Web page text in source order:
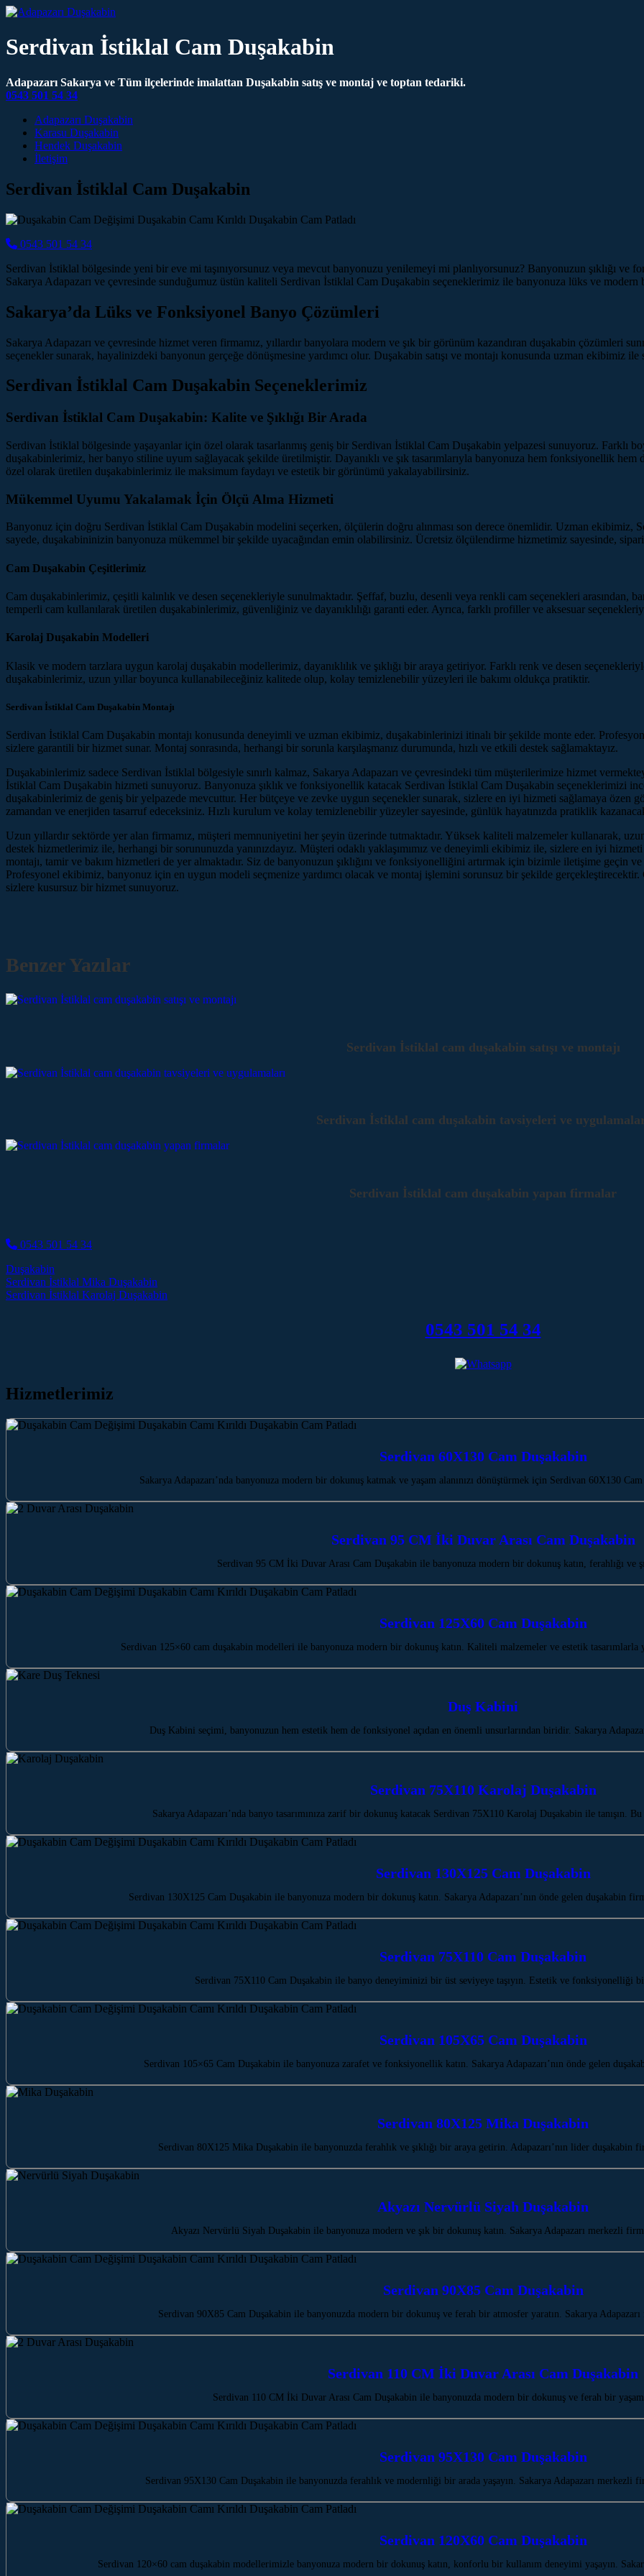
Serdivan İstiklal Cam Duşakabin
Adapazarı Sakarya ve Tüm ilçelerinde imalattan Duşakabin satış ve montaj ve toptan tedariki.
0543 501 54 34
Main Navigation
Adapazarı Duşakabin
Karasu Duşakabin
Hendek Duşakabin
İletişim
Serdivan İstiklal Cam Duşakabin
0543 501 54 34
Serdivan İstiklal bölgesinde yeni bir eve mi taşınıyorsunuz veya mevcut banyonuzu yenilemeyi mi planlıyorsunuz? Banyonuzun şıklığı ve
Sakarya Adapazarı ve çevresinde sunduğumuz üstün kaliteli Serdivan İstiklal Cam Duşakabin seçeneklerimiz ile banyonuza lüks ve modern
Sakarya’da Lüks ve Fonksiyonel Banyo Çözümleri
Sakarya Adapazarı ve çevresinde hizmet veren firmamız, yıllardır banyolara modern ve şık bir görünüm kazandıran duşakabin çözümleri
seçenekler sunarak, hayalinizdeki banyonun gerçeğe dönüşmesine yardımcı olur. Duşakabin satışı ve montajı konusunda uzman ekibimiz
Serdivan İstiklal Cam Duşakabin Seçeneklerimiz
Serdivan İstiklal Cam Duşakabin: Kalite ve Şıklığı Bir Arada
Serdivan İstiklal bölgesinde yaşayanlar için özel olarak tasarlanmış geniş bir Serdivan İstiklal Cam Duşakabin yelpazesi sunuyoruz. Farklı
duşakabinlerimiz, her banyo stiline uyum sağlayacak şekilde üretilmiştir. Dayanıklı ve şık tasarımlarıyla banyonuza hem fonksiyonellik
özel olarak üretilen duşakabinlerimiz ile maksimum faydayı ve estetik bir görünümü yakalayabilirsiniz.
Mükemmel Uyumu Yakalamak İçin Ölçü Alma Hizmeti
Banyonuz için doğru Serdivan İstiklal Cam Duşakabin modelini seçerken, ölçülerin doğru alınması son derece önemlidir. Uzman ekibimiz,
sayede, duşakabininizin banyonuza mükemmel bir şekilde uyacağından emin olabilirsiniz. Ücretsiz ölçülendirme hizmetimiz sayesinde,
Cam Duşakabin Çeşitlerimiz
Cam duşakabinlerimiz, çeşitli kalınlık ve desen seçenekleriyle sunulmaktadır. Şeffaf, buzlu, desenli veya renkli cam seçenekleri arasından,
temperli cam kullanılarak üretilen duşakabinlerimiz, güvenliğiniz ve dayanıklılığı garanti eder. Ayrıca, farklı profiller ve aksesuar
Karolaj Duşakabin Modelleri
Klasik ve modern tarzlara uygun karolaj duşakabin modellerimiz, dayanıklılık ve şıklığı bir araya getiriyor. Farklı renk ve desen
duşakabinlerimiz, uzun yıllar boyunca kullanabileceğiniz kalitede olup, kolay temizlenebilir yüzeyleri ile bakımı oldukça pratiktir.
Serdivan İstiklal Cam Duşakabin Montajı
Serdivan İstiklal Cam Duşakabin montajı konusunda deneyimli ve uzman ekibimiz, duşakabinlerinizi itinalı bir şekilde monte eder.
sizlere garantili bir hizmet sunar. Montaj sonrasında, herhangi bir sorunla karşılaşmanız durumunda, hızlı ve etkili destek sağlamaktayız.
Duşakabinlerimiz sadece Serdivan İstiklal bölgesiyle sınırlı kalmaz, Sakarya Adapazarı ve çevresindeki tüm müşterilerimize hizmet
İstiklal Cam Duşakabin hizmeti sunuyoruz. Banyonuza şıklık ve fonksiyonellik katacak Serdivan İstiklal Cam Duşakabin seçeneklerimizi
duşakabinlerimiz de geniş bir yelpazede mevcuttur. Her bütçeye ve zevke uygun seçenekler sunarak, sizlere en iyi hizmeti sağlamaya
zamandan ve enerjiden tasarruf edeceksiniz. Hızlı kurulum ve kolay temizlenebilir yüzeyler sayesinde, günlük hayatınızda pratiklik
Uzun yıllardır sektörde yer alan firmamız, müşteri memnuniyetini her şeyin üzerinde tutmaktadır. Yüksek kaliteli malzemeler kullanarak,
destek hizmetlerimiz ile, herhangi bir sorununuzda yanınızdayız. Müşteri odaklı yaklaşımımız ve deneyimli ekibimiz ile, sizlere en iyi
montajı, tamir ve bakım hizmetleri de yer almaktadır. Siz de banyonuzun şıklığını ve fonksiyonelliğini artırmak için bizimle iletişime geçin
Profesyonel ekibimiz, banyonuz için en uygun modeli seçmenize yardımcı olacak ve montaj işlemini sorunsuz bir şekilde gerçekleştirecektir.
sizlere kusursuz bir hizmet sunuyoruz.
Benzer Yazılar
Serdivan İstiklal cam duşakabin satışı ve montajı
Serdivan İstiklal cam duşakabin tavsiyeleri ve
Serdivan İstiklal cam duşakabin yapan firmalar
0543 501 54 34
Duşakabin
Post navigation
Serdivan İstiklal Mika Duşakabin
Serdivan İstiklal Karolaj Duşakabin
0543 501 54 34
Hizmetlerimiz
Serdivan 60X130 Cam Duşakabin
Sakarya Adapazarı’nda banyonuza modern bir dokunuş katmak ve yaşam alanınızı dönüştürmek için Serdivan 60X130
Serdivan 95 CM İki Duvar Arası Cam Duşakabin
Serdivan 95 CM İki Duvar Arası Cam Duşakabin ile banyonuza modern bir dokunuş katın, ferahlığı ve
Serdivan 125X60 Cam Duşakabin
Serdivan 125×60 cam duşakabin modelleri ile banyonuza modern bir dokunuş katın. Kaliteli malzemeler ve estetik tasarımlarla
Duş Kabini
Duş Kabini seçimi, banyonuzun hem estetik hem de fonksiyonel açıdan en önemli unsurlarından biridir. Sakarya
Serdivan 75X110 Karolaj Duşakabin
Sakarya Adapazarı’nda banyo tasarımınıza zarif bir dokunuş katacak Serdivan 75X110 Karolaj Duşakabin ile tanışın.
Serdivan 130X125 Cam Duşakabin
Serdivan 130X125 Cam Duşakabin ile banyonuza modern bir dokunuş katın. Sakarya Adapazarı’nın önde gelen duşakabin
Serdivan 75X110 Cam Duşakabin
Serdivan 75X110 Cam Duşakabin ile banyo deneyiminizi bir üst seviyeye taşıyın. Estetik ve fonksiyonelliği
Serdivan 105X65 Cam Duşakabin
Serdivan 105×65 Cam Duşakabin ile banyonuza zarafet ve fonksiyonellik katın. Sakarya Adapazarı’nın önde gelen
Serdivan 80X125 Mika Duşakabin
Serdivan 80X125 Mika Duşakabin ile banyonuzda ferahlık ve şıklığı bir araya getirin. Adapazarı’nın lider duşakabin
Akyazı Nervürlü Siyah Duşakabin
Akyazı Nervürlü Siyah Duşakabin ile banyonuza modern ve şık bir dokunuş katın. Sakarya Adapazarı merkezli
Serdivan 90X85 Cam Duşakabin
Serdivan 90X85 Cam Duşakabin ile banyonuzda modern bir dokunuş ve ferah bir atmosfer yaratın. Sakarya
Serdivan 110 CM İki Duvar Arası Cam Duşakabin
Serdivan 110 CM İki Duvar Arası Cam Duşakabin ile banyonuzda modern bir dokunuş ve ferah bir
Serdivan 95X130 Cam Duşakabin
Serdivan 95X130 Cam Duşakabin ile banyonuzda ferahlık ve modernliği bir arada yaşayın. Sakarya Adapazarı merkezli
Serdivan 120X60 Cam Duşakabin
Serdivan 120×60 cam duşakabin modellerimizle banyonuza modern bir dokunuş katın, konforlu bir kullanım deneyimi yaşayın.